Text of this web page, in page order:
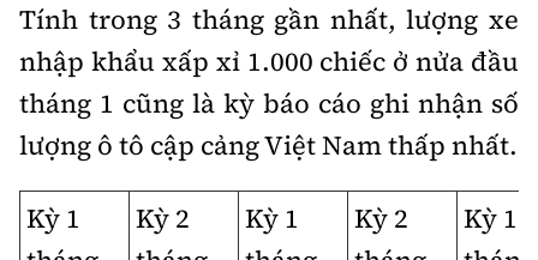
Thông tin tòa soạn
Tính trong 3 tháng gần nhất, lượng xe
nhập khẩu xấp xỉ 1.000 chiếc ở nửa đầu
tháng 1 cũng là kỳ báo cáo ghi nhận số
lượng ô tô cập cảng Việt Nam thấp nhất.
Kỳ 1
Kỳ 2
Kỳ 1
Kỳ 2
Kỳ 1